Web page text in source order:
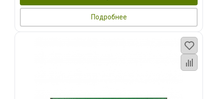
Подробнее